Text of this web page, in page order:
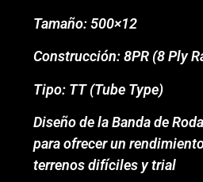
Tamaño: 500×12
Construcción: 8PR (8 Ply
Tipo: TT (Tube Type)
Diseño de la Banda de
para ofrecer un
terrenos difíciles y trial